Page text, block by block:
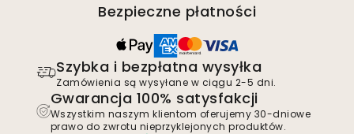
Bezpieczne płatności
Szybka i bezpłatna wysyłka
Zamówienia są wysyłane w ciągu 2-5 dni.
Gwarancja 100% satysfakcji
Wszystkim naszym klientom oferujemy 30-dniowe
prawo do zwrotu nieprzyklejonych produktów.